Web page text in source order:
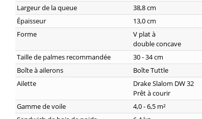
Largeur de la queue
38,8 cm
Épaisseur
13,0 cm
Forme
V plat à
double concave
Taille de palmes recommandée
30 - 34 cm
Boîte à ailerons
Boîte Tuttle
Ailette
Drake Slalom DW 32
Prêt à courir
Gamme de voile
4,0 - 6,5 m²